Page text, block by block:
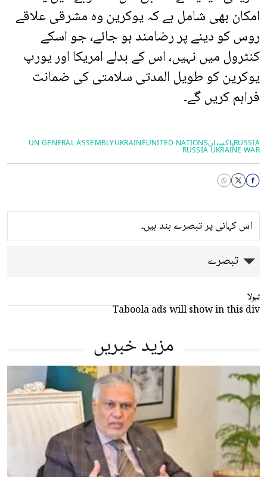
امکان بھی شامل ہے کہ یوکرین وہ مشرقی علاقے
روس کو دینے پر رضامند ہو جائے، جو اسکے
کنٹرول میں نہیں، اس کے بدلے امریکا اور یورپ
یوکرین کو طویل المدتی سلامتی کی ضمانت
فراہم کریں گے۔
RUSSIAپاکستانUNITED NATIONS
UKRAINE
UN GENERAL ASSEMBLY
RUSSIA UKRAINE WAR
اس کہانی پر تبصرے بند ہیں۔
تبصرے
تبولا
Taboola ads will show in this div
مزید خبریں